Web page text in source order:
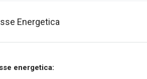
Energetica
energetica: